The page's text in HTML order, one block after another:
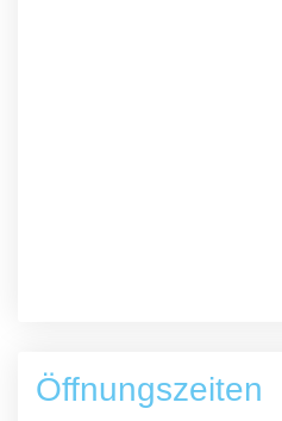
Öffnungszeiten